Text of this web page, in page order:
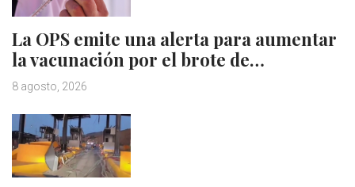
La OPS emite una alerta para aumentar
la vacunación por el brote de…
8 agosto, 2026